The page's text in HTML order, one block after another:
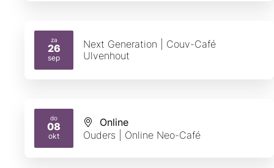
za
26
sep
2026
Next Generation | Couv-Café
Ulvenhout
do
08
okt
2026
Online
Ouders | Online Neo-Café